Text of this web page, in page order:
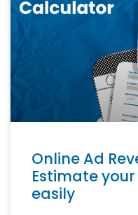
Online Ad
Estimate
easily